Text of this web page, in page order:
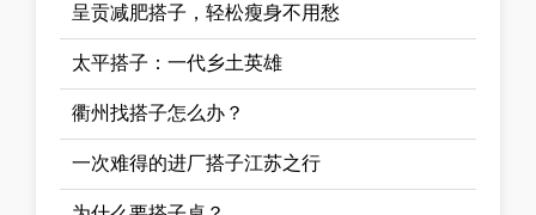
呈贡减肥搭子，轻松瘦身不用愁
太平搭子：一代乡土英雄
衢州找搭子怎么办？
一次难得的进厂搭子江苏之行